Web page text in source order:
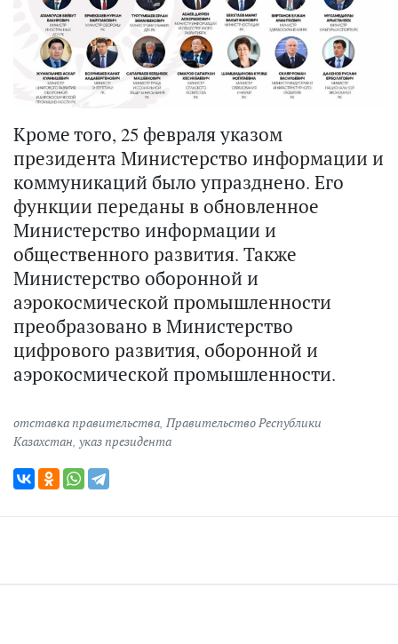
Кроме того, 25 февраля указом
президента Министерство информации и
коммуникаций было упразднено. Его
функции переданы в обновленное
Министерство информации и
общественного развития. Также
Министерство оборонной и
аэрокосмической промышленности
преобразовано в Министерство
цифрового развития, оборонной и
аэрокосмической промышленности.
отставка правительства, Правительство Республики
Казахстан, указ президента